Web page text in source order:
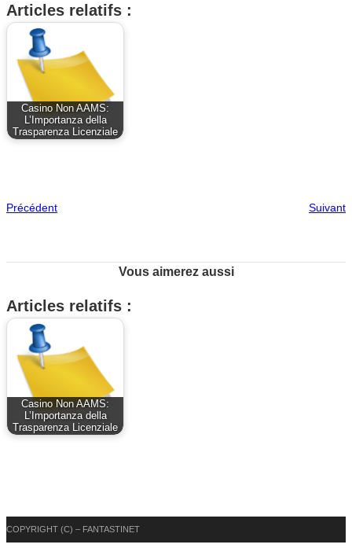
Articles relatifs :
Casino Non AAMS:
L’Importanza della
Trasparenza Licenziale
Précédent Suivant
Vous aimerez aussi
Articles relatifs :
Casino Non AAMS:
L’Importanza della
Trasparenza Licenziale
COPYRIGHT (C) – FANTASTINET